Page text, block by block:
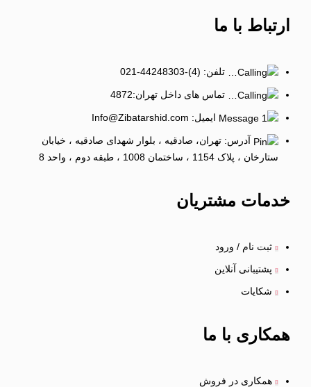
ارتباط با ما
تلفن: (4)-44248303-021
تماس های داخل تهران:4872
ایمیل: Info@Zibatarshid.com
آدرس: تهران، صادقیه ، بلوار شهدای صادقیه ، خیابان
ستارخان ، پلاک 1154 ، ساختمان 1008 ، طبقه دوم ، واحد 8
خدمات مشتریان
ثبت نام / ورود
پشتیبانی آنلاین
شکایات
همکاری با ما
همکاری در فروش